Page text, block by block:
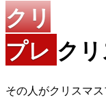
クリ
プレ ク
その人がクリスマ